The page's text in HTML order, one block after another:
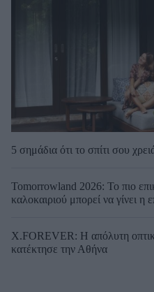
5 σημάδια ότι το σπίτι σου
Tomorrowland 2026: Το πιο
καλοκαιριού μπορεί να γίνει
X.FOREVER: Η απόλυτη
κατέκτησε την Αθήνα